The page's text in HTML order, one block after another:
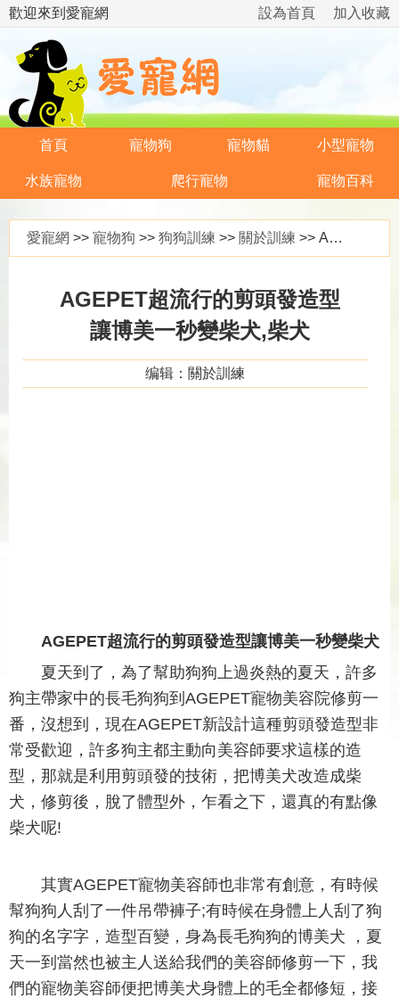
歡迎來到愛寵網 加入收藏
設為首頁
首頁 寵物狗 寵物貓 小型寵物
水族寵物 爬行寵物 寵物百科
愛寵網 >> 寵物狗 >> 狗狗訓練 >> 關於訓練 >> AGEPET超流行的剪頭發造型讓博美一秒變柴犬,柴犬
AGEPET超流行的剪頭發造型
讓博美一秒變柴犬,柴犬
编辑：關於訓練
AGEPET超流行的剪頭發造型讓博美一秒變柴犬
夏天到了，為了幫助狗狗上過炎熱的夏天，許多
狗主帶家中的長毛狗狗到AGEPET寵物美容院修剪一
番，沒想到，現在AGEPET新設計這種剪頭發造型非
常受歡迎，許多狗主都主動向美容師要求這樣的造
型，那就是利用剪頭發的技術，把博美犬改造成柴
犬，修剪後，脫了體型外，乍看之下，還真的有點像
柴犬呢!
其實AGEPET寵物美容師也非常有創意，有時候
幫狗狗人刮了一件吊帶褲子;有時候在身體上人刮了狗
狗的名字字，造型百變，身為長毛狗狗的博美犬 ，夏
天一到當然也被主人送給我們的美容師修剪一下，我
們的寵物美容師便把博美犬身體上的毛全都修短，接